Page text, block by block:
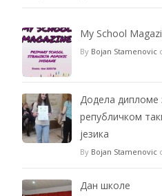
My School
By Bojan Stamenovic
Додела дипломе
републичком
језика
By Bojan Stamenovic
Дан школе